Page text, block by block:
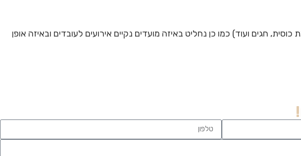
חגים ועוד) כמו כן נחליט באיזה מועדים נקיים אירועים לעובדים ובאיזה אופן